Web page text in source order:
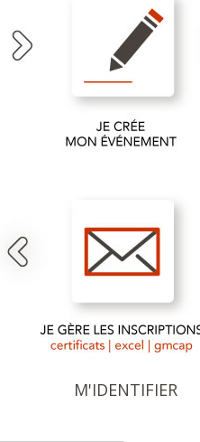
M'IDENTIFIER